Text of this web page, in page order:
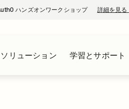
ハンズオンワークショップ 詳細を見る
ソリューション 学習とサポート